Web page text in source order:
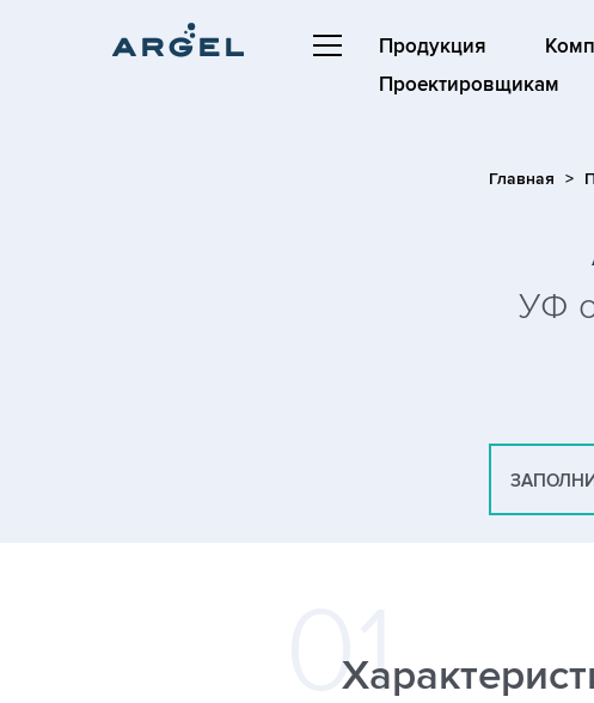
Продукция
Проектировщикам
Главная
УФ